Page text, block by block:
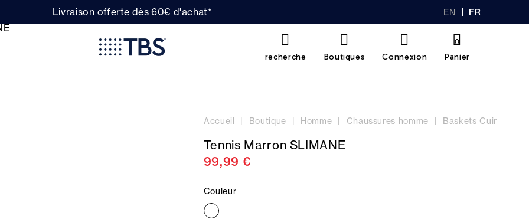
Livraison offerte dès 60€ d'achat* EN FR
recherche Boutiques Connexion Panier
0
Accueil Boutique Homme Chaussures homme Baskets Cuir
Tennis Marron SLIMANE
99,99 €
Couleur